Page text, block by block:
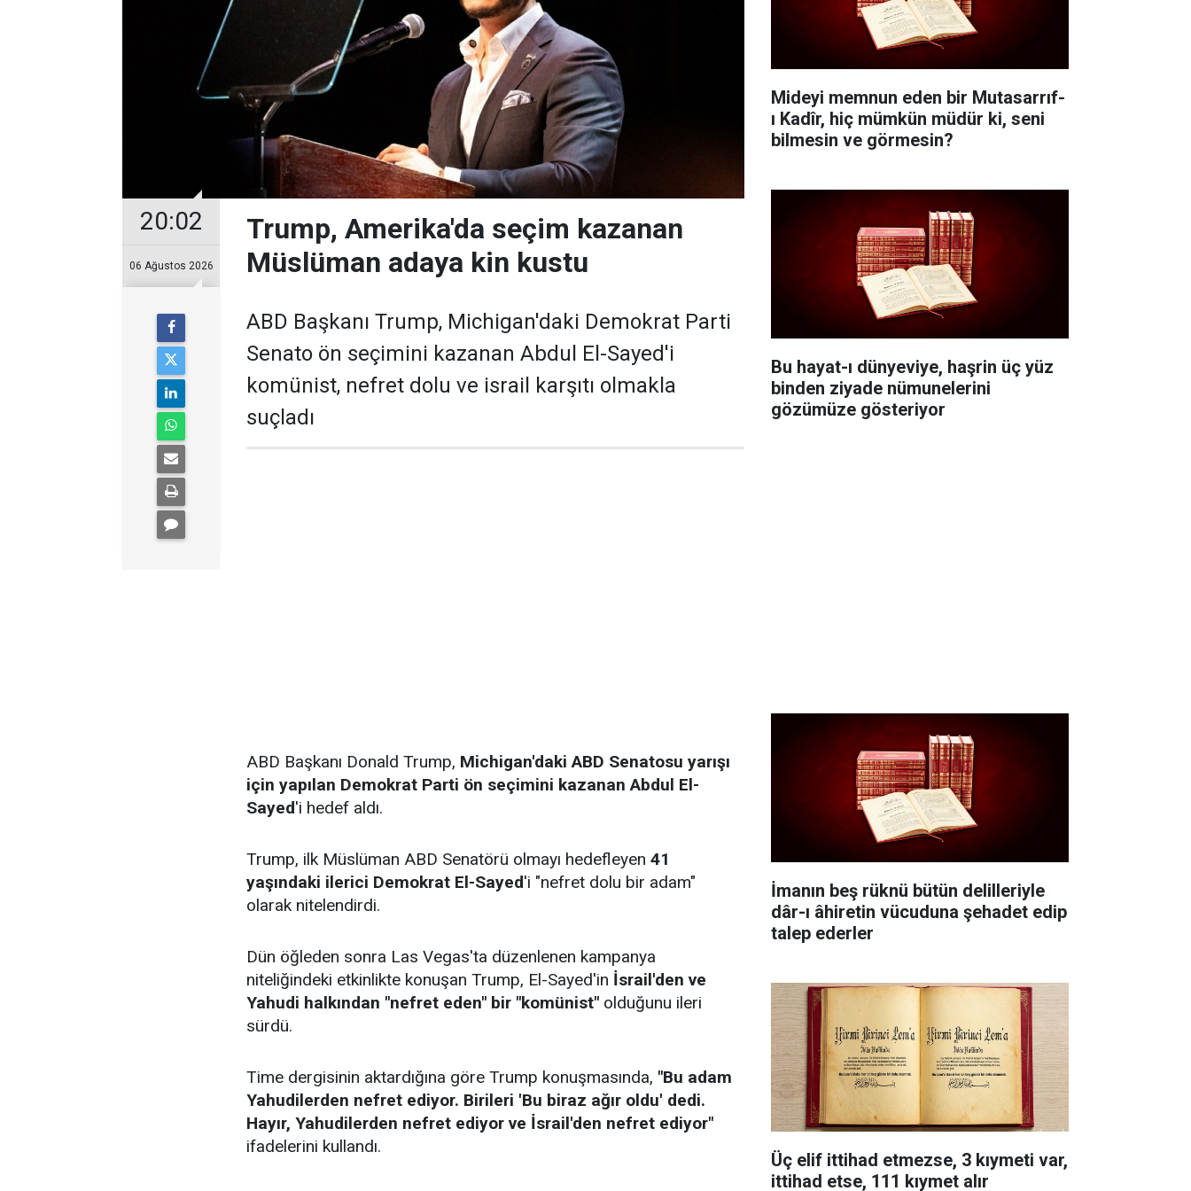
20:02
06 Ağustos 2026
Trump, Amerika'da seçim kazanan
Müslüman adaya kin kustu
ABD Başkanı Trump, Michigan'daki Demokrat Parti
Senato ön seçimini kazanan Abdul El-Sayed'i
komünist, nefret dolu ve israil karşıtı olmakla
suçladı
ABD Başkanı Donald Trump, Michigan'daki ABD Senatosu yarışı
için yapılan Demokrat Parti ön seçimini kazanan Abdul El-
Sayed'i hedef aldı.
Trump, ilk Müslüman ABD Senatörü olmayı hedefleyen 41
yaşındaki ilerici Demokrat El-Sayed'i "nefret dolu bir adam"
olarak nitelendirdi.
Dün öğleden sonra Las Vegas'ta düzenlenen kampanya
niteliğindeki etkinlikte konuşan Trump, El-Sayed'in İsrail'den ve
Yahudi halkından "nefret eden" bir "komünist" olduğunu ileri
sürdü.
Time dergisinin aktardığına göre Trump konuşmasında, "Bu adam
Yahudilerden nefret ediyor. Birileri 'Bu biraz ağır oldu' dedi.
Hayır, Yahudilerden nefret ediyor ve İsrail'den nefret ediyor"
ifadelerini kullandı.
Mideyi memnun eden bir Mutasarrıf-
ı Kadîr, hiç mümkün müdür ki, seni
bilmesin ve görmesin?
Bu hayat-ı dünyeviye, haşrin üç yüz
binden ziyade nümunelerini
gözümüze gösteriyor
İmanın beş rüknü bütün delilleriyle
dâr-ı âhiretin vücuduna şehadet edip
talep ederler
Üç elif ittihad etmezse, 3 kıymeti var,
ittihad etse, 111 kıymet alır